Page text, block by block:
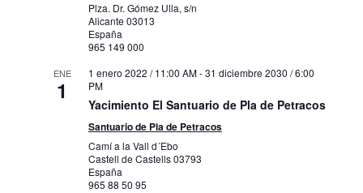
Plza. Dr. Gómez Ulla, s/n
Alicante 03013
España
965 149 000
ENE
1
1 enero 2022 / 11:00 AM-31 diciembre 2030 / 6:00
PM
Yacimiento El Santuario de Pla de Petracos
Santuario de Pla de Petracos
Camí a la Vall d´Ebo
Castell de Castells03793
España
965 88 50 95